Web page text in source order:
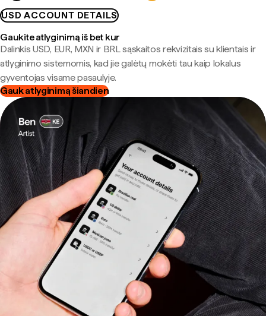
USD ACCOUNT DETAILS
Gaukite atlyginimą iš bet kur
Dalinkis USD, EUR, MXN ir BRL sąskaitos rekvizitais su klientais ir
atlyginimo sistemomis, kad jie galėtų mokėti tau kaip lokalus
gyventojas visame pasaulyje.
Gauk atlyginimą šiandien